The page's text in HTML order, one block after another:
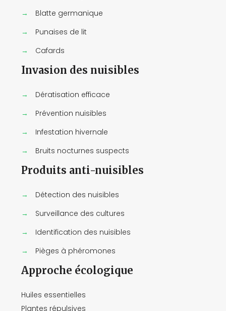
→
Blatte germanique
→
Punaises de lit
→
Cafards
Invasion des nuisibles
→
Dératisation efficace
→
Prévention nuisibles
→
Infestation hivernale
→
Bruits nocturnes suspects
Produits anti-nuisibles
→
Détection des nuisibles
→
Surveillance des cultures
→
Identification des nuisibles
→
Pièges à phéromones
Approche écologique
Huiles essentielles
Plantes répulsives